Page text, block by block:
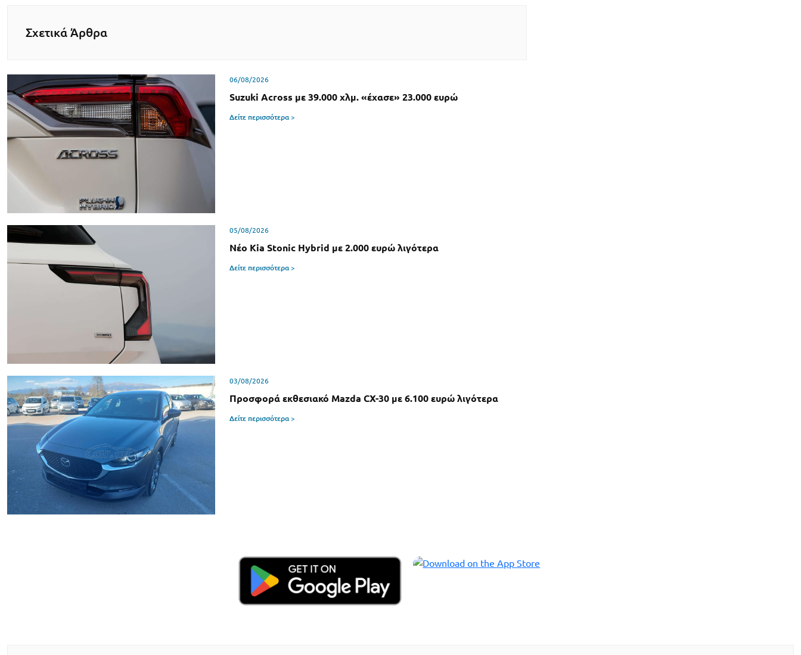
Σχετικά Άρθρα
06/08/2026
Suzuki Across με 39.000 χλμ. «έχασε» 23.000 ευρώ
Δείτε περισσότερα >
05/08/2026
Νέο Kia Stonic Hybrid με 2.000 ευρώ λιγότερα
Δείτε περισσότερα >
03/08/2026
Προσφορά εκθεσιακό Mazda CX-30 με 6.100 ευρώ λιγότερα
Δείτε περισσότερα >